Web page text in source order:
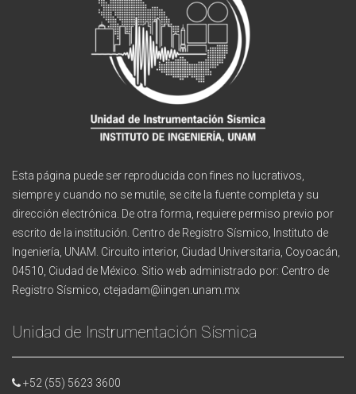
Esta página puede ser reproducida con fines no lucrativos,
siempre y cuando no se mutile, se cite la fuente completa y su
dirección electrónica. De otra forma, requiere permiso previo por
escrito de la institución. Centro de Registro Sísmico, Instituto de
Ingeniería, UNAM. Circuito interior, Ciudad Universitaria, Coyoacán,
04510, Ciudad de México. Sitio web administrado por: Centro de
Registro Sísmico, ctejadam@iingen.unam.mx
Unidad de Instrumentación Sísmica
+52 (55) 5623 3600